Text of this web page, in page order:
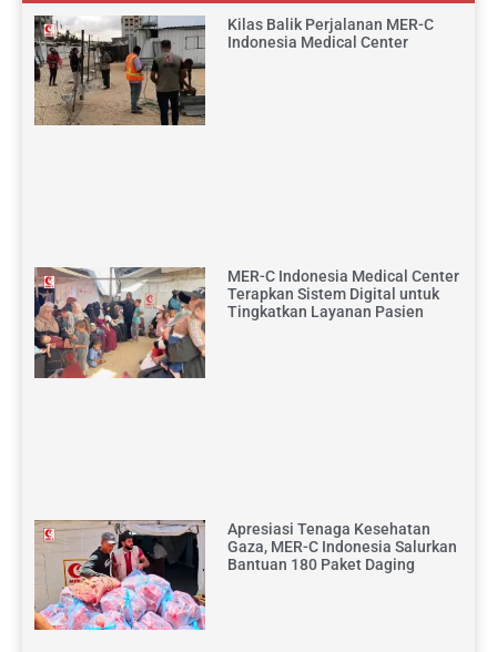
Kilas Balik Perjalanan MER-C
Indonesia Medical Center
MER-C Indonesia Medical Center
Terapkan Sistem Digital untuk
Tingkatkan Layanan Pasien
Apresiasi Tenaga Kesehatan
Gaza, MER-C Indonesia Salurkan
Bantuan 180 Paket Daging